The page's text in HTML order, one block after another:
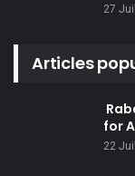
27
Articles
for
22